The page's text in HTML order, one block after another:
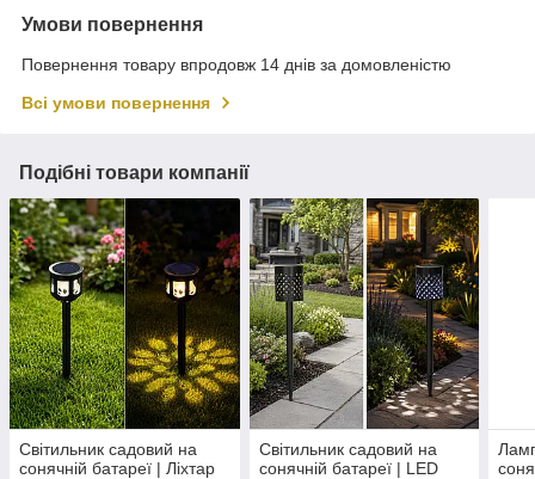
Умови повернення
Повернення товару впродовж 14 днів за домовленістю
Всі умови повернення
Подібні товари компанії
Світильник садовий на
сонячній батареї | Ліхтар
Світильник садовий на
сонячній батареї | LED